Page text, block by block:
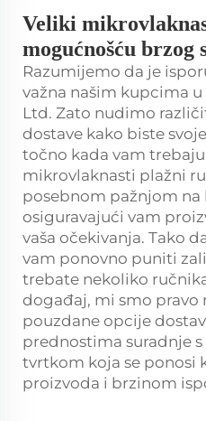
Veliki
mogućnošću brzog
Razumijemo da je
važna našim kupcima u
Ltd. Zato nudimo
dostave kako biste
točno kada vam
mikrovlaknasti plažni
posebnom pažnjom na
osiguravajući vam
vaša očekivanja. Tako
vam ponovno puniti
trebate nekoliko
događaj, mi smo pravo
pouzdane opcije
prednostima suradnje
tvrtkom koja se ponosi
proizvoda i brzinom